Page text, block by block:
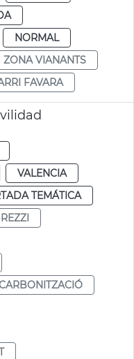
NORMAL
ZONA VIANANTS
FAVARA
VALENCIA
TEMÁTICA